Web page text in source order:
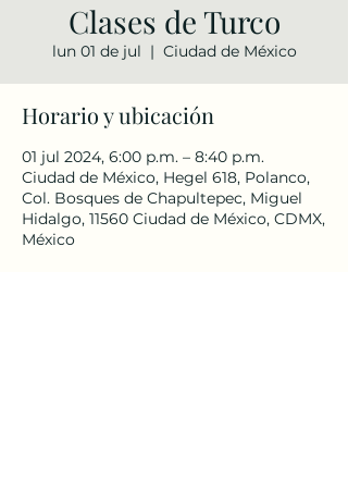
Clases de Turco
lun 01 de jul
  |
Ciudad de México
Horario y ubicación
01 jul 2024, 6:00 p.m. – 8:40 p.m.
Ciudad de México, Hegel 618, Polanco,
Col. Bosques de Chapultepec, Miguel
Hidalgo, 11560 Ciudad de México, CDMX,
México